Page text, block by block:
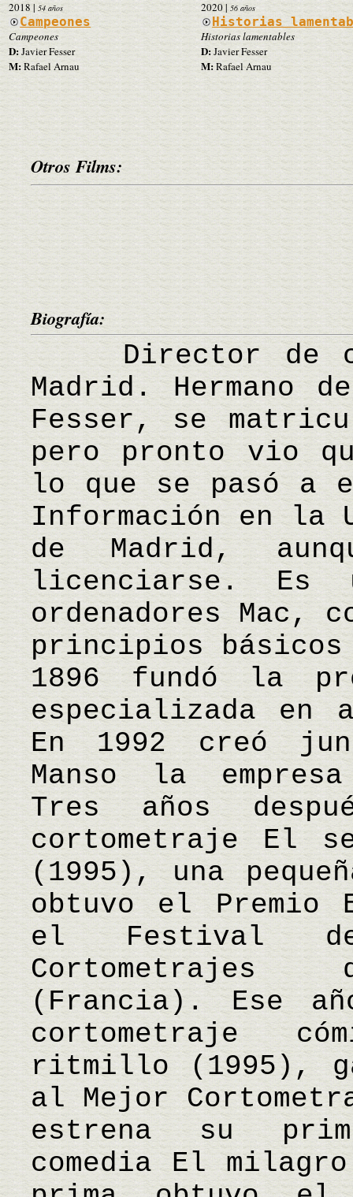
2018| 54 años
Campeones
Campeones
D:Javier Fesser
M:Rafael Arnau
2020| 56 años
Historias
Historias lamentables
D:Javier Fesser
M:Rafael Arnau
Otros Films:
Biografía:
Director de
Madrid. Hermano
Fesser, se
pero pronto vio
lo que se pasó a
Información en la
de Madrid,
licenciarse. Es
ordenadores Mac,
principios básicos
1896 fundó la
especializada en
En 1992 creó
Manso la
Tres años
cortometraje El
(1995), una
obtuvo el Premio
el Festival
Cortometrajes
(Francia). Ese
cortometraje
ritmillo (1995),
al Mejor
estrena su
comedia El